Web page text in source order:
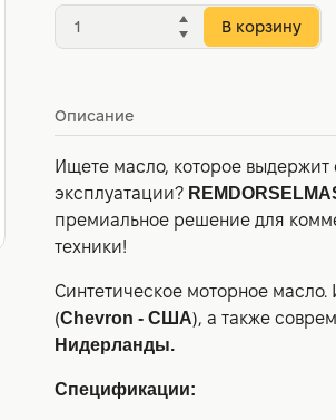
В корзину
Описание
Ищете масло, которое
эксплуатации?
премиальное решение для
техники!
Синтетическое моторное масло.
(Chevron - США), а также
Нидерланды.
Спецификации: